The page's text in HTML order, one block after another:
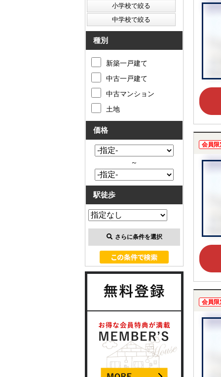
会員限
会員限
種別
新築一戸建て
中古一戸建て
中古マンション
土地
価格
～
駅徒歩
さらに条件を選択